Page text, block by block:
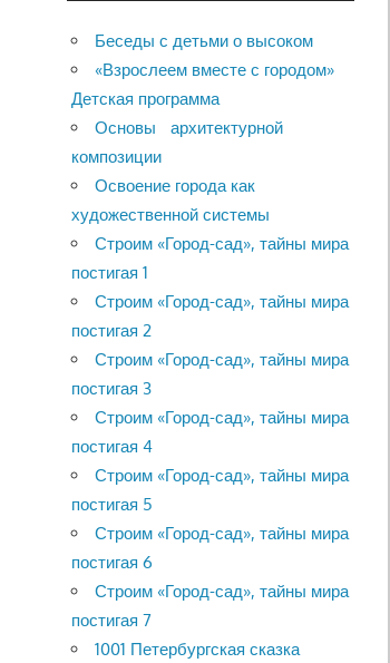
Беседы с детьми о высоком
«Взрослеем вместе с городом»
Детская программа
Основы архитектурной
композиции
Освоение города как
художественной системы
Строим «Город-сад», тайны мира
постигая 1
Строим «Город-сад», тайны мира
постигая 2
Строим «Город-сад», тайны мира
постигая 3
Строим «Город-сад», тайны мира
постигая 4
Строим «Город-сад», тайны мира
постигая 5
Строим «Город-сад», тайны мира
постигая 6
Строим «Город-сад», тайны мира
постигая 7
1001 Петербургская сказка